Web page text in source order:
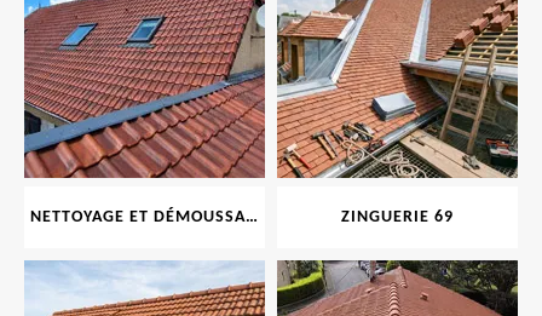
NETTOYAGE ET DÉMOUSSAGE DE TOITURE ET FAÇADE 69 ZINGUERIE 69